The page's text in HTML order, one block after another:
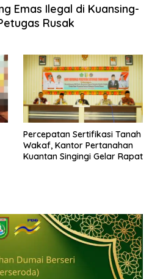
Emas Ilegal di Kuansing-
Rusak
Percepatan Sertifikasi Tanah
Wakaf, Kantor Pertanahan
Kuantan Singingi Gelar Rapat